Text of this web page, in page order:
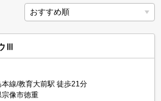
TOP
Ⅲ
本線/教育大前駅 徒歩21分
宗像市徳重